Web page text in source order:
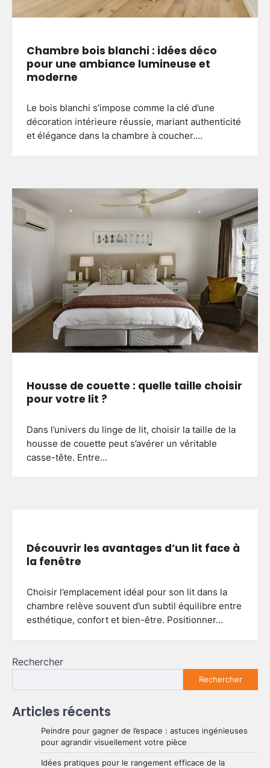
Chambre bois blanchi : idées déco
pour une ambiance lumineuse et
moderne
Le bois blanchi s’impose comme la clé d’une
décoration intérieure réussie, mariant authenticité
et élégance dans la chambre à coucher.…
Housse de couette : quelle taille choisir
pour votre lit ?
Dans l’univers du linge de lit, choisir la taille de la
housse de couette peut s’avérer un véritable
casse-tête. Entre…
Découvrir les avantages d’un lit face à
la fenêtre
Choisir l’emplacement idéal pour son lit dans la
chambre relève souvent d’un subtil équilibre entre
esthétique, confort et bien-être. Positionner…
Rechercher
Rechercher
Articles récents
Peindre pour gagner de l’espace : astuces ingénieuses
pour agrandir visuellement votre pièce
Idées pratiques pour le rangement efficace de la